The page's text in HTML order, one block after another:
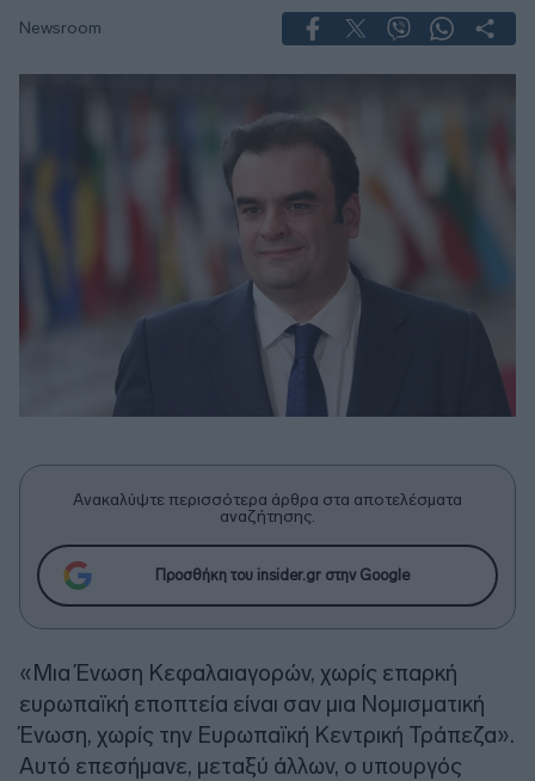
Newsroom
Ανακαλύψτε περισσότερα άρθρα στα αποτελέσματα
αναζήτησης.
Προσθήκη του insider.gr στην Google
«Μια Ένωση Κεφαλαιαγορών, χωρίς επαρκή
ευρωπαϊκή εποπτεία είναι σαν μια Νομισματική
Ένωση, χωρίς την Ευρωπαϊκή Κεντρική Τράπεζα».
Αυτό επεσήμανε, μεταξύ άλλων, ο υπουργός